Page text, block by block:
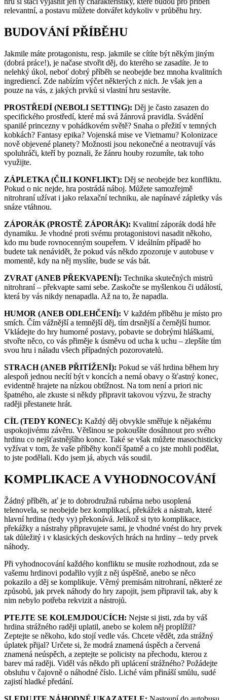
relevantní, a postavu můžete dotvářet kdykoliv v průběhu hry.
BUDOVÁNÍ PŘÍBĚHU
Jakmile máte protagonistu, resp. jakmile se cítíte být někým jiným
(dobrá práce!), je načase stvořit děj, do kterého se zasadíte. Je to
nelehký úkol, neboť dobrý příběh se neobejde bez mnoha kvalitních
ingrediencí. Zde nabízím výčet některých z nich. Je však jen a
pouze na vás, z jakých prvků si vlastní hru sestavíte.
PROSTŘEDÍ (NEBOLI SETTING): Děj je často zasazen do
specifického prostředí, které má svá žánrová pravidla. Svádění
spanilé princezny v pohádkovém světě? Snaha o přežití v temných
kobkách? Fantasy epika? Vojenská mise ve Vietnamu? Kolonizace
nově objevené planety? Možnosti jsou nekonečné a neotravují vás
spoluhráči, kteří by poznali, že žánru houby rozumíte, tak toho
využijte.
ZÁPLETKA (ČILI KONFLIKT): Děj se neobejde bez konfliktu.
Pokud o nic nejde, hra postrádá náboj. Můžete samozřejmě
nitrohraní užívat i jako relaxační techniku, ale napínavé zápletky vás
snáze vtáhnou.
ZÁPORÁK (PROSTĚ ZÁPORÁK): Kvalitní záporák dodá hře
dynamiku. Je vhodné proti svému protagonistovi nasadit někoho,
kdo mu bude rovnocenným soupeřem. V ideálním případě ho
budete tak nenávidět, že pokud vás někdo zpozoruje v autobuse v
momentě, kdy na něj myslíte, bude se vás bát.
ZVRAT (ANEB PŘEKVAPENÍ): Technika skutečných mistrů
nitrohraní – překvapte sami sebe. Zaskočte se myšlenkou či událostí,
která by vás nikdy nenapadla. Až na to, že napadla.
HUMOR (ANEB ODLEHČENÍ): V každém příběhu je místo pro
smích. Čím vážnější a temnější děj, tím drsnější a černější humor.
Vkládejte do hry humorné postavy, pobavte se dobrými hláškami,
stvořte něco, co vás přiměje k úsměvu od ucha k uchu – zlepšíte tím
svou hru i náladu všech případných pozorovatelů.
STRACH (ANEB PŘITÍŽENÍ): Pokud se váš hrdina během hry
alespoň jednou necítí být v koncích a nemá obavy o šťastný konec,
evidentně hrajete na nízkou obtížnost. Na tom není a priori nic
špatného, ale zkuste si někdy připravit takovou výzvu, že strachy
raději přestanete hrát.
CÍL (TEDY KONEC): Každý děj obvykle směřuje k nějakému
uspokojivému závěru. Většinou se pokoušíte dosáhnout pro svého
hrdinu co nejšťastnějšího konce. Také se však můžete masochisticky
vyžívat v tom, že vaše příběhy končí špatně a co jste mohli podělat,
to jste podělali. Kdo jsem já, abych vás soudil.
KOMPLIKACE A VYHODNOCOVÁNÍ
Žádný příběh, ať je to dobrodružná rubárna nebo usoplená
telenovela, se neobejde bez komplikací, překážek a nástrah, které
hlavní hrdina (tedy vy) překonává. Jelikož si tyto komplikace,
překážky a nástrahy připravujete sami, je vhodné vnést do hry prvek
tak důležitý i v klasických deskových hrách na hrdiny – tedy prvek
náhody.
Při vyhodnocování každého konfliktu se musíte rozhodnout, zda se
vašemu hrdinovi podařilo vyjít z něj úspěšně, anebo se něco
pokazilo a děj se komplikuje. Věrný premisám nitrohraní, některé ze
způsobů, jak prvek náhody do hry zapojit, jsem připravil tak, aby k
nim nebylo potřeba rekvizit a nástrojů.
PTEJTE SE KOLEMJDOUCÍCH: Nejste si jisti, zda by váš
hrdina strážného raději uplatil, anebo se kolem něj proplížil?
Zeptejte se někoho, kdo stojí vedle vás. Chcete vědět, zda strážný
úplatek přijal? Určete si, že modrá znamená úspěch a červená
znamená neúspěch, a zeptejte se policisty na přechodu, kterou z
barev má raději. Viděl vás někdo při uplácení strážného? Požádejte
obsluhu v čajovně o náhodné číslo. Liché vám přináší smůlu, sudé
zajistí hladké předání.